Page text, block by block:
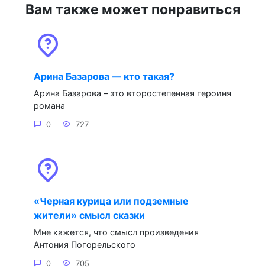
Вам также может понравиться
Арина Базарова — кто такая?
Арина Базарова – это второстепенная героиня
романа
0 727
«Черная курица или подземные
жители» смысл сказки
Мне кажется, что смысл произведения
Антония Погорельского
0 705